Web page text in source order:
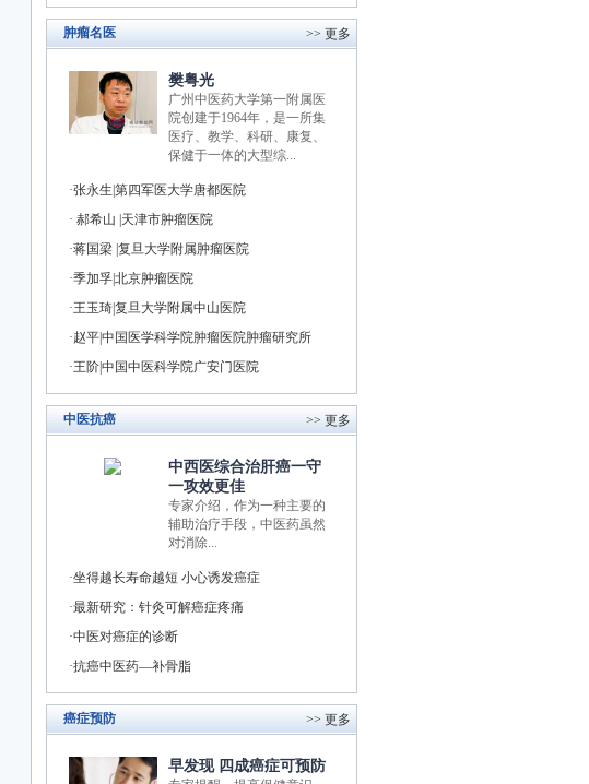
肿瘤名医 >> 更多
樊粤光
广州中医药大学第一附属医
院创建于1964年，是一所集
医疗、教学、科研、康复、
保健于一体的大型综...
张永生|第四军医大学唐都医院
郝希山 |天津市肿瘤医院
蒋国梁 |复旦大学附属肿瘤医院
季加孚|北京肿瘤医院
王玉琦|复旦大学附属中山医院
赵平|中国医学科学院肿瘤医院肿瘤研究所
王阶|中国中医科学院广安门医院
中医抗癌 >> 更多
中西医综合治肝癌一守
一攻效更佳
专家介绍，作为一种主要的
辅助治疗手段，中医药虽然
对消除...
坐得越长寿命越短 小心诱发癌症
最新研究：针灸可解癌症疼痛
中医对癌症的诊断
抗癌中医药—补骨脂
癌症预防 >> 更多
早发现 四成癌症可预防